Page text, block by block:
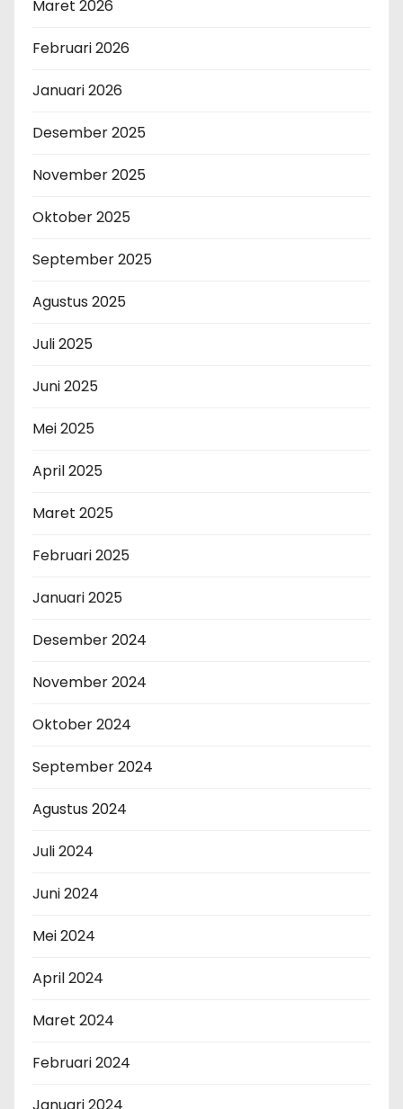
Maret 2026
Februari 2026
Januari 2026
Desember 2025
November 2025
Oktober 2025
September 2025
Agustus 2025
Juli 2025
Juni 2025
Mei 2025
April 2025
Maret 2025
Februari 2025
Januari 2025
Desember 2024
November 2024
Oktober 2024
September 2024
Agustus 2024
Juli 2024
Juni 2024
Mei 2024
April 2024
Maret 2024
Februari 2024